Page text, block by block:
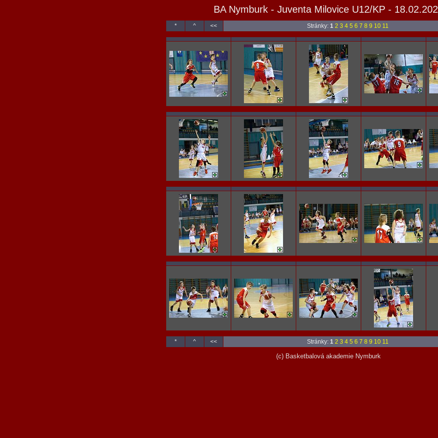
BA Nymburk - Juventa Milovice U12/KP -
* ^ << Stránky: 1 2 3 4 5 6 7 8 9 10 11
* ^ << Stránky: 1 2 3 4 5 6 7 8 9 10 11
(c) Basketbalová akademie Nymburk